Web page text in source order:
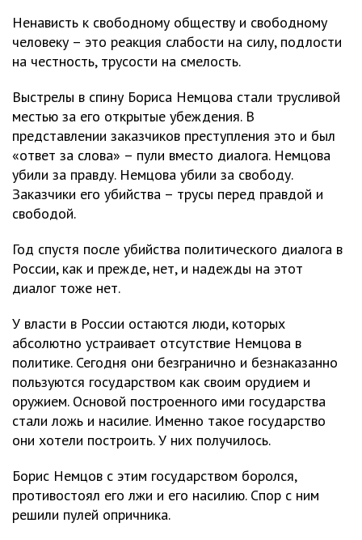
Ненависть к свободному обществу и свободному
человеку – это реакция слабости на силу, подлости
на честность, трусости на смелость.
Выстрелы в спину Бориса Немцова стали трусливой
местью за его открытые убеждения. В
представлении заказчиков преступления это и был
«ответ за слова» – пули вместо диалога. Немцова
убили за правду. Немцова убили за свободу.
Заказчики его убийства – трусы перед правдой и
свободой.
Год спустя после убийства политического диалога в
России, как и прежде, нет, и надежды на этот
диалог тоже нет.
У власти в России остаются люди, которых
абсолютно устраивает отсутствие Немцова в
политике. Сегодня они безгранично и безнаказанно
пользуются государством как своим орудием и
оружием. Основой построенного ими государства
стали ложь и насилие. Именно такое государство
они хотели построить. У них получилось.
Борис Немцов с этим государством боролся,
противостоял его лжи и его насилию. Спор с ним
решили пулей опричника.